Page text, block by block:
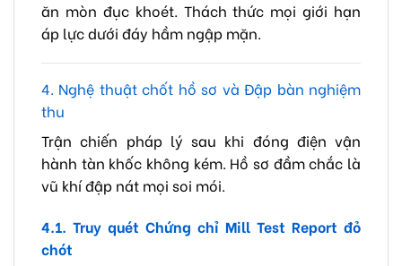
ăn mòn đục khoét. Thách thức mọi giới hạn
áp lực dưới đáy hầm ngập mặn.
4. Nghệ thuật chốt hồ sơ và Đập bàn nghiệm
thu
Trận chiến pháp lý sau khi đóng điện vận
hành tàn khốc không kém. Hồ sơ đầm chắc là
vũ khí đập nát mọi soi mói.
4.1. Truy quét Chứng chỉ Mill Test Report đỏ
chót